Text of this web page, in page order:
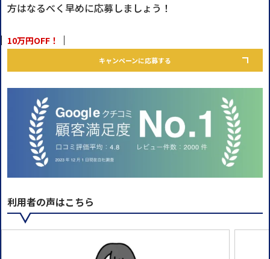
方はなるべく早めに応募しましょう！
10万円OFF！
キャンペーンに応募する
利用者の声はこちら